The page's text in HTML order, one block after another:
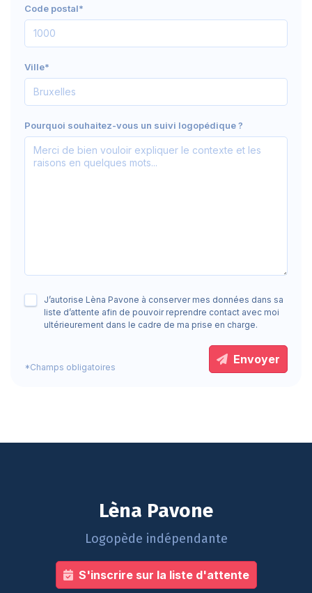
Code postal*
Ville*
Pourquoi souhaitez-vous un suivi logopédique ?
J’autorise Lèna Pavone à conserver mes données dans sa
liste d’attente afin de pouvoir reprendre contact avec moi
ultérieurement dans le cadre de ma prise en charge.
*Champs obligatoires
Envoyer
Lèna Pavone
Logopède indépendante
S'inscrire sur la liste d'attente